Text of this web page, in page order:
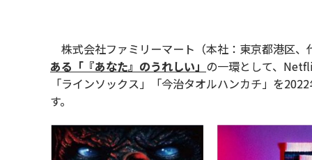
株式会社ファミリーマート（本社：東京都港区
ある「『あなた』のうれしい」 の一環として、
「ラインソックス」「今治タオルハンカチ」を
す。